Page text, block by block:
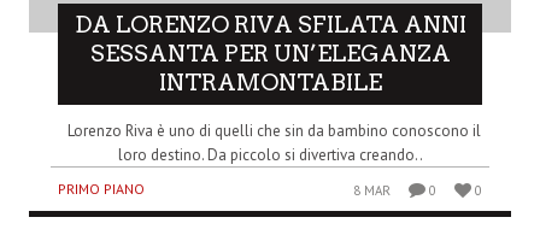
DA LORENZO RIVA SFILATA ANNI
SESSANTA PER UN’ELEGANZA
INTRAMONTABILE
Lorenzo Riva è uno di quelli che sin da bambino conoscono il
loro destino. Da piccolo si divertiva creando..
PRIMO PIANO 8 MAR 0 0